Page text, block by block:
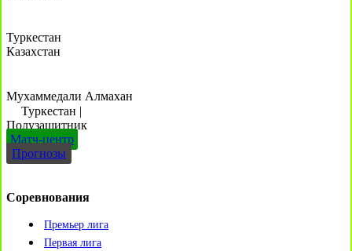
Туркестан
Казахстан
Мухаммедали Алмахан
Туркестан |
Полузащитник
Матч-центр
Прогнозы
Соревнования
Премьер лига
Первая лига